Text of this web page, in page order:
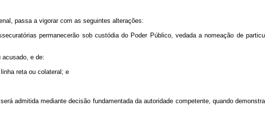
passa a vigorar com as seguintes alterações:
permanecerão sob custódia do Poder Público, vedada a nomeação de
acusado, e de:
reta ou colateral; e
admitida mediante decisão fundamentada da autoridade competente, quando